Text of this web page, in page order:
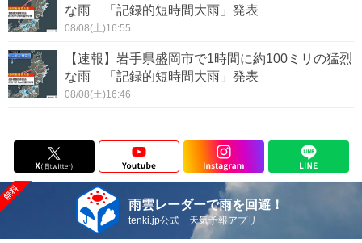
な雨 「記録的短時間大雨」発表
08/08(土)16:55
【速報】岩手県盛岡市で1時間に約100ミリの猛烈
な雨 「記録的短時間大雨」発表
08/08(土)16:46
雨雲レーダーで雨を回避！
tenki.jp公式 天気予報アプリ